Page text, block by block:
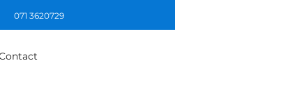
071 3620729